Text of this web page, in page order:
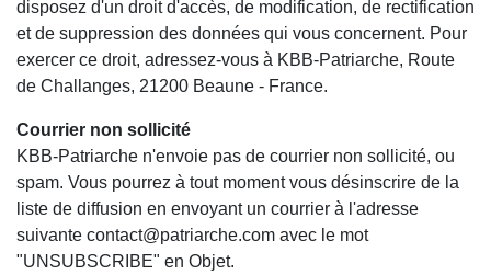
disposez d'un droit d'accès, de modification, de rectification
et de suppression des données qui vous concernent. Pour
exercer ce droit, adressez-vous à KBB-Patriarche, Route
de Challanges, 21200 Beaune - France.
Courrier non sollicité
KBB-Patriarche n'envoie pas de courrier non sollicité, ou
spam. Vous pourrez à tout moment vous désinscrire de la
liste de diffusion en envoyant un courrier à l'adresse
suivante contact@patriarche.com avec le mot
"UNSUBSCRIBE" en Objet.